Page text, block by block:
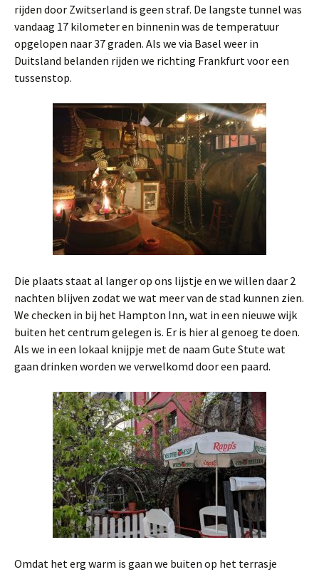
rijden door Zwitserland is geen straf. De langste tunnel was
vandaag 17 kilometer en binnenin was de temperatuur
opgelopen naar 37 graden. Als we via Basel weer in
Duitsland belanden rijden we richting Frankfurt voor een
tussenstop.
Die plaats staat al langer op ons lijstje en we willen daar 2
nachten blijven zodat we wat meer van de stad kunnen zien.
We checken in bij het Hampton Inn, wat in een nieuwe wijk
buiten het centrum gelegen is. Er is hier al genoeg te doen.
Als we in een lokaal knijpje met de naam Gute Stute wat
gaan drinken worden we verwelkomd door een paard.
Omdat het erg warm is gaan we buiten op het terrasje